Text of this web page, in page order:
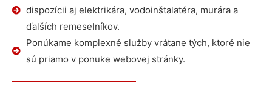
dispozícii aj elektrikára, vodoinštalatéra, murára a
ďalších remeselníkov.
Ponúkame komplexné služby vrátane tých, ktoré nie
sú priamo v ponuke webovej stránky.